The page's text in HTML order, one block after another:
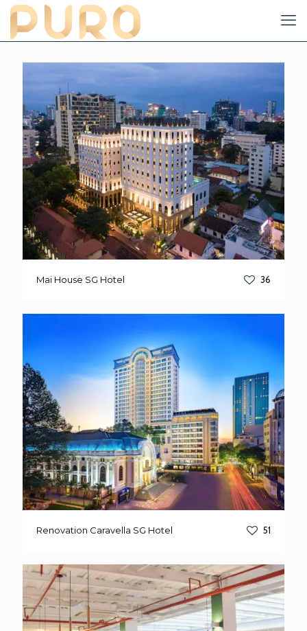
Mai House SG Hotel 36
Renovation Caravella SG Hotel 51